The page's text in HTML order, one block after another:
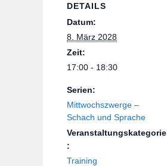
DETAILS
Datum:
8. März 2028
Zeit:
17:00 - 18:30
Serien:
Mittwochszwerge –
Schach und Sprache
Veranstaltungskategorie
:
Training